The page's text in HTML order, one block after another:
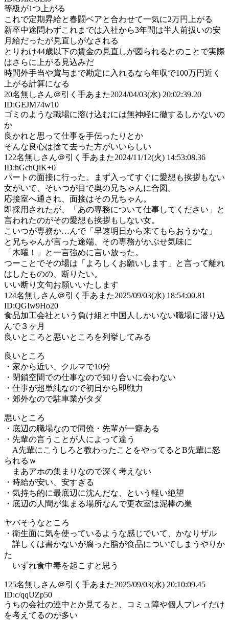
等級が1つ上がる
これで定期昇給と春闘ベアと合わせて一気に2万円上がる
新卒中途問わずこれまでは入社から3年間は半人前扱いの安
月給だったが見直しがなされる
とりわけ44歳以下の賃金の見直しが図られるとのことで実際
はさらに上がる見込みだ
時間外手当や賞与まで勘定に入れるなら年収で100万円近く
上がる計算になる
20名無しさん＠引く手あまた2024/04/03(水) 20:02:39.20
ID:GEJM74w10
ゴミのような職場に溶け込むには無神経に徹するしかないの
か
良かれと思って仕事を手伝ったりとか
そんな良心は捨て去った方がいいらしい
122名無しさん＠引く手あまた2024/11/12(火) 14:53:08.36
ID:hGchQiK+0
パートの面接に行った。まず入ってすぐに愛想も挨拶もない
女がいて、そいつが目で奥の兄ちゃんに合図。
応接室へ通され、面接はその兄ちゃん。
即採用されたが、「あの専務について仕事してください」と
言われたのがその愛想も挨拶もしない女。
こいつが専務か…んで「早速明日から来てもらおうかな」
と兄ちゃんが言った途端、その専務がかぶせ気味に
「木曜！」と一言強めに言い放った。
つーことでその場は「よろしくお願いします」と言って離れ
はしたものの、断りたい。
いい断り文句お願いいたします
124名無しさん＠引く手あまた2025/09/03(水) 18:54:00.81
ID:QGIw9Ho20
食品加工会社という負け組と中国人しかいない職場に潜り込
んで３ヶ月
良いところと悪いところを列挙してみる
良いところ
・家から近い、クルマで10分
・閉鎖空間での仕事なので知り合いに会わない
・仕事が超単純なので初日から即戦力
・郊外なので駐車業がタダ
悪いところ
・底辺の職場なので同僚・先輩が一癖ある
・先輩の言うことが人によって違う
A先輩にこうしろと教わったことをやってるとB先輩に怒
られるｗ
まあアホの集まりなので深く考えない
・時給が安い、安すぎる
・気持ち的に最底辺に沈んだな、という軽い絶望
・底辺の人間が集まる場所なんで更衣室は泥棒の巣
ヤバそうなところ
・衛生面に気を使っているような感じでいて、かなりザル
詳しくは書かないが腐った脂が食品についてしまうやりか
た
いずれ食中毒を起こすと思う
125名無しさん＠引く手あまた2025/09/03(水) 20:10:09.45
ID:c/qqUZp50
うちの会社の連中とか見てると、コミュ障や個人プレイだけ
を考えてるのが多い